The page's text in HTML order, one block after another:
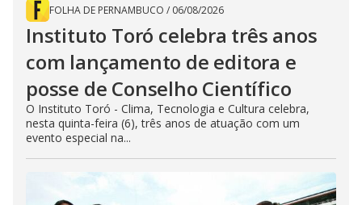
FOLHA DE PERNAMBUCO / 06/08/2026
Instituto Toró celebra três anos
com lançamento de editora e
posse de Conselho Científico
O Instituto Toró - Clima, Tecnologia e Cultura celebra,
nesta quinta-feira (6), três anos de atuação com um
evento especial na...